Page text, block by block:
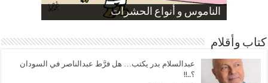
الناموس و أنواع الحشرات
الموظفين بعد ارتفاع الأسعار
ارتفاع نسبة الطلاق في مصر
صورة كاركاتيرية
صورة كاركاتيرية
كتاب وأقلام
عبدالسلام بدر يكتب… هل فرَّط عبدالناصر في السودان
؟..!!